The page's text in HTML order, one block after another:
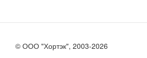
© ООО "Хортэк", 2003-2026